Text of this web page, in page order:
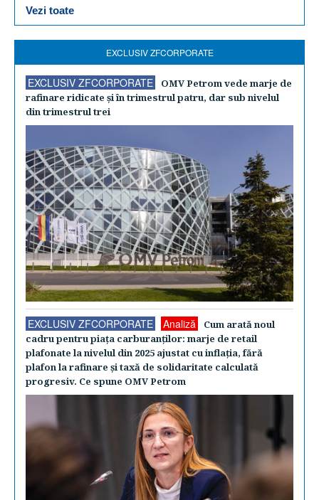
Vezi toate
EXCLUSIV ZFCORPORATE
EXCLUSIV ZFCORPORATE
OMV Petrom vede marje de
rafinare ridicate şi în trimestrul patru, dar sub nivelul
din trimestrul trei
EXCLUSIV ZFCORPORATE Analiză
Cum arată noul
cadru pentru piaţa carburanţilor: marje de retail
plafonate la nivelul din 2025 ajustat cu inflaţia, fără
plafon la rafinare şi taxă de solidaritate calculată
progresiv. Ce spune OMV Petrom